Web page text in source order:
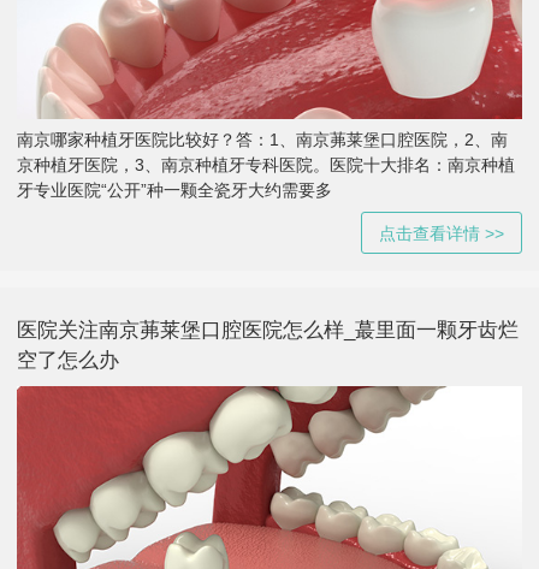
南京哪家种植牙医院比较好？答：1、南京茀莱堡口腔医院，2、南
京种植牙医院，3、南京种植牙专科医院。医院十大排名：南京种植
牙专业医院“公开”种一颗全瓷牙大约需要多
点击查看详情 >>
医院关注南京茀莱堡口腔医院怎么样_蕞里面一颗牙齿烂
空了怎么办